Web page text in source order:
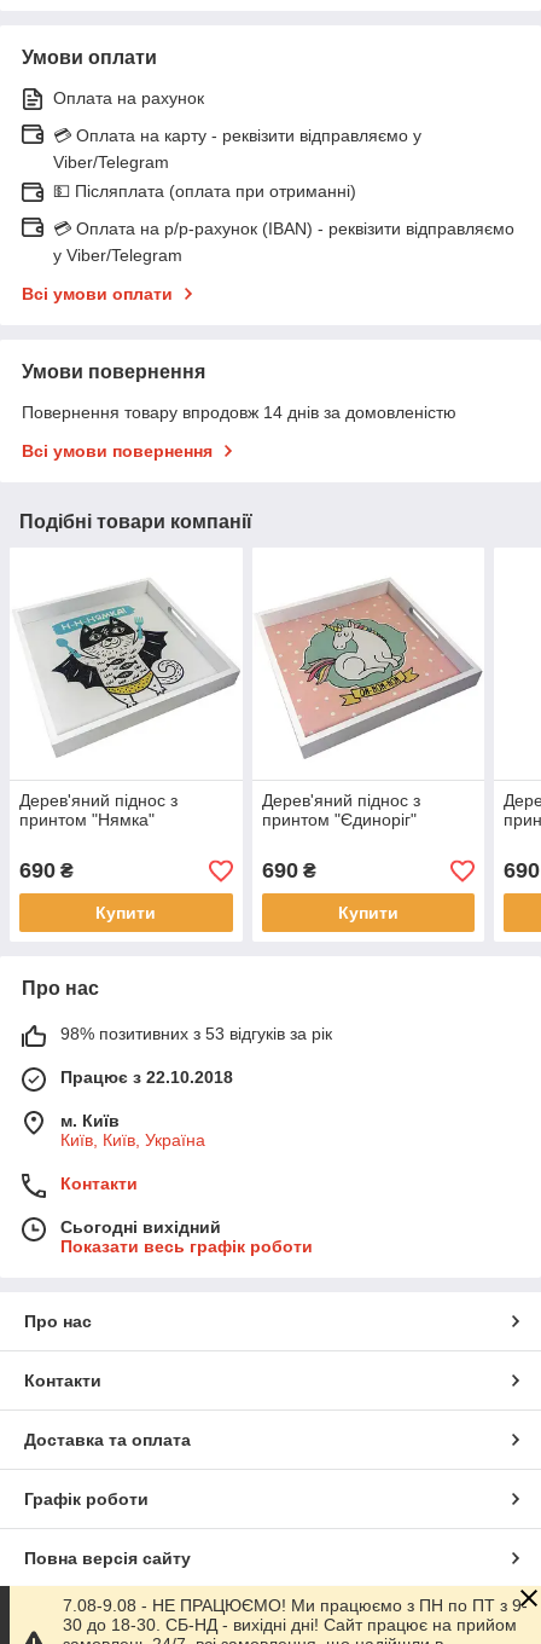
Умови оплати
Оплата на рахунок
💳 Оплата на карту - реквізити відправляємо у
Viber/Telegram
💵 Післяплата (оплата при отриманні)
💳 Оплата на р/р-рахунок (IBAN) - реквізити відправляємо
у Viber/Telegram
Всі умови оплати
Умови повернення
Повернення товару впродовж 14 днів за домовленістю
Всі умови повернення
Подібні товари компанії
Дерев'яний піднос з
принтом "Нямка"
690 ₴
Купити
Дерев'яний піднос з
принтом "Єдиноріг"
690₴
Купити
690
Про нас
98% позитивних з 53 відгуків за рік
Працює з 22.10.2018
м. Київ
Київ, Київ, Україна
Контакти
Сьогодні вихідний
Показати весь графік роботи
Про нас
Контакти
Доставка та оплата
Графік роботи
Повна версія сайту
Сайт створено на маркетплейсіProm.ua
7.08-9.08 - НЕ ПРАЦЮЄМО! Ми працюємо з ПН по ПТ з 9-
30 до 18-30. СБ-НД - вихідні дні! Сайт працює на прийом